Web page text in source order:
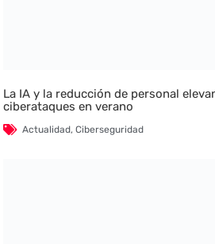
La IA y la reducción de personal
ciberataques en verano
Actualidad,Ciberseguridad